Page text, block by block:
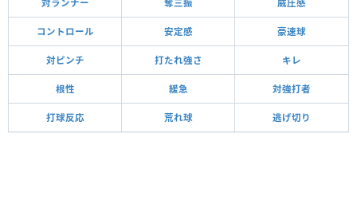
対ランナー 奪三振 威圧感
コントロール 安定感 豪速球
対ピンチ 打たれ強さ キレ
根性 緩急 対強打者
打球反応 荒れ球 逃げ切り